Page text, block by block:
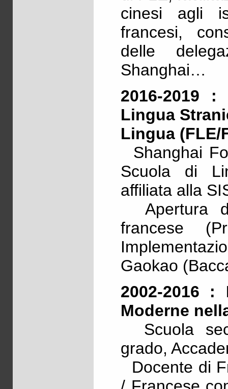
cinesi agli
francesi,
delle
Shanghai…
2016-2019
Lingua
Lingua (FLE/
Shanghai
Scuola di
affiliata alla
Apertura
francese
Gaokao
2002-2016
Moderne
Scuola
grado,
Docente di